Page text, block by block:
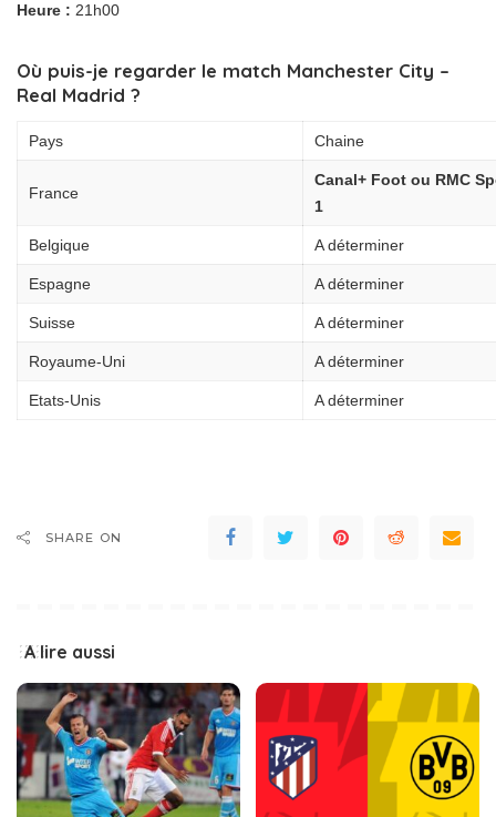
Heure : 21h00
Où puis-je regarder le match Manchester City –
Real Madrid ?
Pays Chaine
France
Canal+ Foot ou RMC
1
Belgique A déterminer
Espagne A déterminer
Suisse A déterminer
Royaume-Uni A déterminer
Etats-Unis A déterminer
SHARE ON
A lire aussi